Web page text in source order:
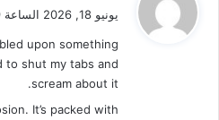
ل
يونيو 18, 2026 الساعة 3:09 ص
upon something
to shut my tabs and
scream about it.
It’s packed with